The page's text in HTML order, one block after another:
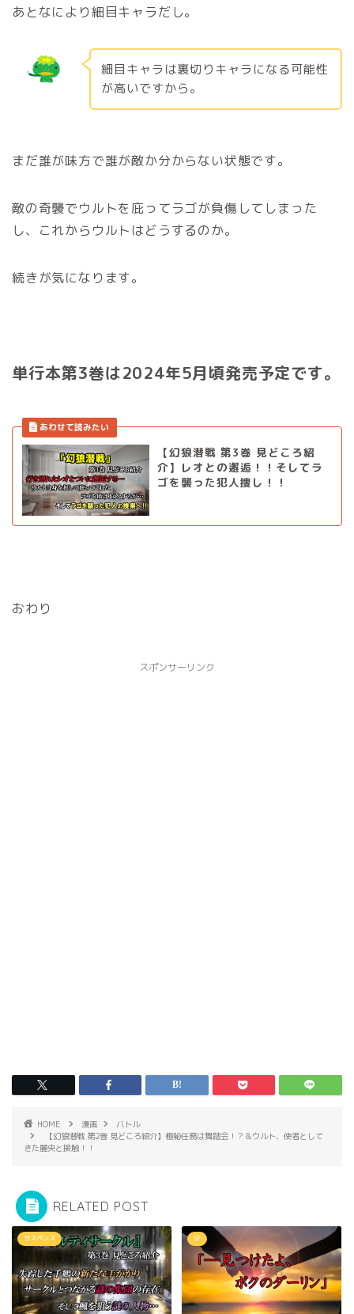
あとなにより細目キャラだし。
細目キャラは裏切りキャラになる可能性
が高いですから。
まだ誰が味方で誰が敵か分からない状態です。
敵の奇襲でウルトを庇ってラゴが負傷してしまった
し、これからウルトはどうするのか。
続きが気になります。
単行本第3巻は2024年5月頃発売予定です。
【幻狼潜戦 第3巻 見どころ紹
介】レオとの邂逅！！そしてラ
ゴを襲った犯人捜し！！
おわり
スポンサーリンク
HOME 漫画
バトル
【幻狼潜戦 第2巻 見どころ紹介】極秘任務は舞踏会！？＆ウルト、使者として
きた麗央と接触！！
RELATED POST
サスペンス SF